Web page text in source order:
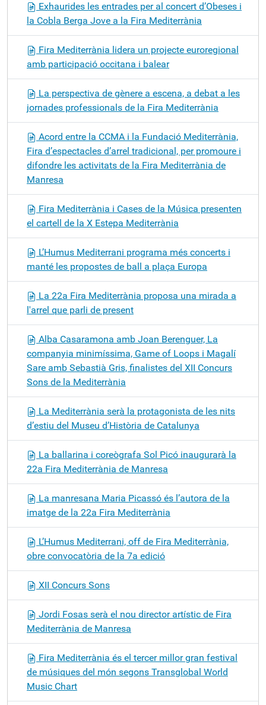
Exhaurides les entrades per al concert d’Obeses i
la Cobla Berga Jove a la Fira Mediterrània
Fira Mediterrània lidera un projecte euroregional
amb participació occitana i balear
La perspectiva de gènere a escena, a debat a les
jornades professionals de la Fira Mediterrània
Acord entre la CCMA i la Fundació Mediterrània,
Fira d’espectacles d’arrel tradicional, per promoure i
difondre les activitats de la Fira Mediterrània de
Manresa
Fira Mediterrània i Cases de la Música presenten
el cartell de la X Estepa Mediterrània
L’Humus Mediterrani programa més concerts i
manté les propostes de ball a plaça Europa
La 22a Fira Mediterrània proposa una mirada a
l'arrel que parli de present
Alba Casaramona amb Joan Berenguer, La
companyia minimíssima, Game of Loops i Magalí
Sare amb Sebastià Gris, finalistes del XII Concurs
Sons de la Mediterrània
La Mediterrània serà la protagonista de les nits
d’estiu del Museu d’Història de Catalunya
La ballarina i coreògrafa Sol Picó inaugurarà la
22a Fira Mediterrània de Manresa
La manresana Maria Picassó és l’autora de la
imatge de la 22a Fira Mediterrània
L’Humus Mediterrani, off de Fira Mediterrània,
obre convocatòria de la 7a edició
XII Concurs Sons
Jordi Fosas serà el nou director artístic de Fira
Mediterrània de Manresa
Fira Mediterrània és el tercer millor gran festival
de músiques del món segons Transglobal World
Music Chart